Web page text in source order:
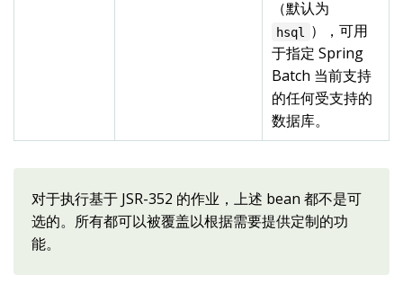
（默认为
hsql
），可用
于指定 Spring
Batch 当前支持
的任何受支持的
数据库。
对于执行基于 JSR-352 的作业，上述 bean 都不是可
选的。所有都可以被覆盖以根据需要提供定制的功
能。